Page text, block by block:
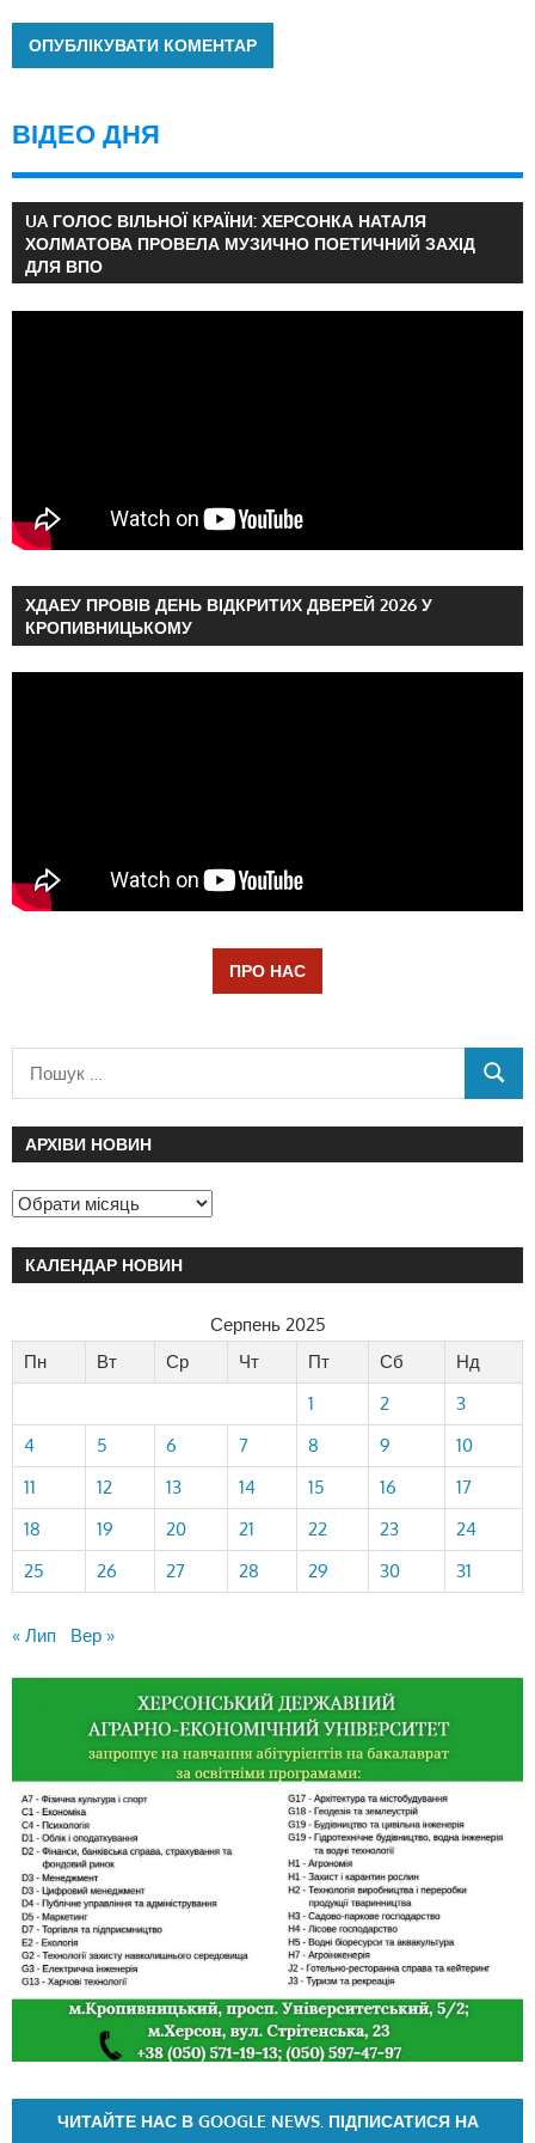
ВІДЕО ДНЯ
UA ГОЛОС ВІЛЬНОЇ КРАЇНИ: ХЕРСОНКА НАТАЛЯ
ХОЛМАТОВА ПРОВЕЛА МУЗИЧНО ПОЕТИЧНИЙ ЗАХІД
ДЛЯ ВПО
ХДАЕУ ПРОВІВ ДЕНЬ ВІДКРИТИХ ДВЕРЕЙ 2026 У
КРОПИВНИЦЬКОМУ
ПРО НАС
АРХІВИ НОВИН
КАЛЕНДАР НОВИН
Серпень 2025
Пн
Вт Ср Чт Пт Сб
Нд
1
2
3
4
5 6 7 8 9
10
11
12 13 14 15 16
17
18
19 20 21 22 23
24
25
26 27 28 29 30 31
« Лип Вер »
ЧИТАЙТЕ НАС В GOOGLE NEWS. ПІДПИСАТИСЯ НА